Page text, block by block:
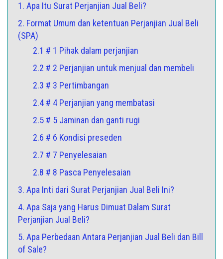
1. Apa Itu Surat Perjanjian Jual Beli?
2. Format Umum dan ketentuan Perjanjian Jual Beli
(SPA)
2.1 # 1 Pihak dalam perjanjian
2.2 # 2 Perjanjian untuk menjual dan membeli
2.3 # 3 Pertimbangan
2.4 # 4 Perjanjian yang membatasi
2.5 # 5 Jaminan dan ganti rugi
2.6 # 6 Kondisi preseden
2.7 # 7 Penyelesaian
2.8 # 8 Pasca Penyelesaian
3. Apa Inti dari Surat Perjanjian Jual Beli Ini?
4. Apa Saja yang Harus Dimuat Dalam Surat
Perjanjian Jual Beli?
5. Apa Perbedaan Antara Perjanjian Jual Beli dan Bill
of Sale?